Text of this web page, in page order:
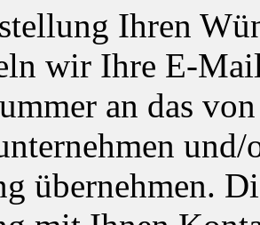
Ihren
wir Ihre E-
an das
und/
übernehmen.